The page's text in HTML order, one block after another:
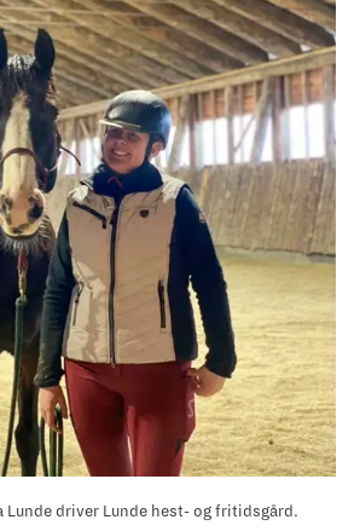
Lunde driver Lunde hest- og fritidsgård.